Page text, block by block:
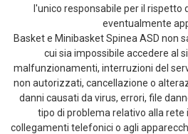
l'unico responsabile per il rispetto
eventualmente
Basket e Minibasket Spinea ASD non
cui sia impossibile accedere al
malfunzionamenti, interruzioni del
non autorizzati, cancellazione o
danni causati da virus, errori, file
tipo di problema relativo alla rete
collegamenti telefonici o agli